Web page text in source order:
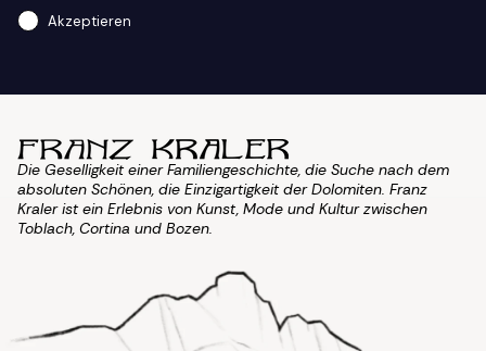
Akzeptieren
Die Geselligkeit einer Familiengeschichte, die Suche nach dem
absoluten Schönen, die Einzigartigkeit der Dolomiten. Franz
Kraler ist ein Erlebnis von Kunst, Mode und Kultur zwischen
Toblach, Cortina und Bozen.